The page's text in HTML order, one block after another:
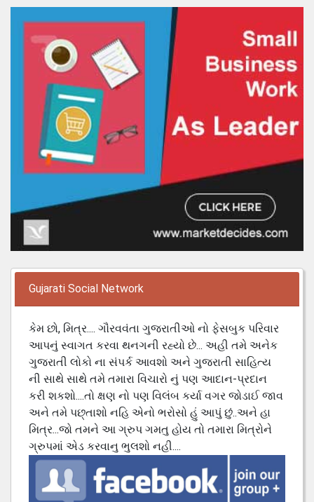
Gujarati Social Network
કેમ છો, મિત્ર.... ગૌરવવંતા ગુજરાતીઓ નો ફેસબુક પરિવાર
આપનું સ્વાગત કરવા થનગની રહ્યો છે... અહી તમે અનેક
ગુજરાતી લોકો ના સંપર્ક આવશો અને ગુજરાતી સાહિત્ય
ની સાથે સાથે તમે તમારા વિચારો નું પણ આદાન-પ્રદાન
કરી શકશો....તો ક્ષણ નો પણ વિલંબ કર્યા વગર જોડાઈ જાવ
અને તમે પછ્તાશો નહિ એનો ભરોસો હું આપું છું..અને હા
મિત્ર...જો તમને આ ગ્રુપ ગમતુ હોય તો તમારા મિત્રોને
ગ્રુપમાં એડ કરવાનુ ભુલશો નહી....